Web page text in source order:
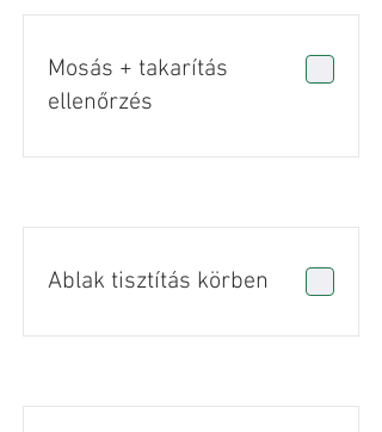
Mosás + takarítás
ellenőrzés
Ablak tisztítás körben